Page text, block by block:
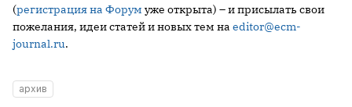
(регистрация на Форум уже открыта) – и присылать свои
пожелания, идеи статей и новых тем на editor@ecm-
journal.ru.
архив